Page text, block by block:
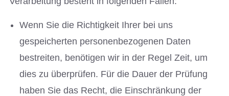
Wenn Sie die Richtigkeit Ihrer bei uns
gespeicherten personenbezogenen Daten
bestreiten, benötigen wir in der Regel Zeit, um
dies zu überprüfen. Für die Dauer der Prüfung
haben Sie das Recht, die Einschränkung der